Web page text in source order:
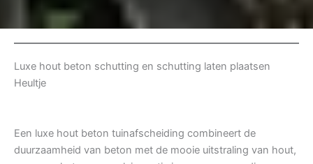
Luxe hout beton schutting en schutting laten plaatsen
Heultje
Een luxe hout beton tuinafscheiding combineert de
duurzaamheid van beton met de mooie uitstraling van hout,